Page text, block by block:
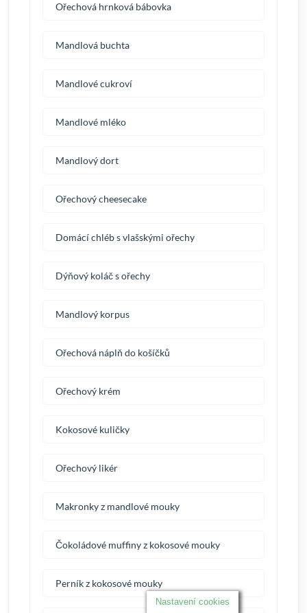
Ořechová hrnková bábovka
Mandlová buchta
Mandlové cukroví
Mandlové mléko
Mandlový dort
Ořechový cheesecake
Domácí chléb s vlašskými ořechy
Dýňový koláč s ořechy
Mandlový korpus
Ořechová náplň do košíčků
Ořechový krém
Kokosové kuličky
Ořechový likér
Makronky z mandlové mouky
Čokoládové muffiny z kokosové mouky
Perník z kokosové mouky
Nastavení cookies